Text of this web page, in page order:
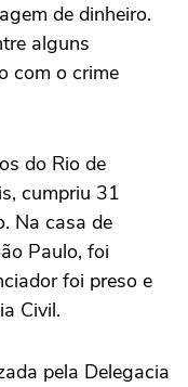
de dinheiro.
alguns
com o crime
do Rio de
cumpriu 31
Na casa de
Paulo, foi
foi preso e
Civil.
pela Delegacia